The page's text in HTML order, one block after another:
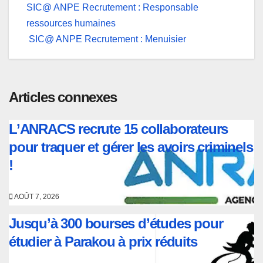
Navigation
de
l’article
SIC@ ANPE Recrutement : Responsable
ressources humaines
SIC@ ANPE Recrutement : Menuisier
Articles connexes
L’ANRACS recrute 15 collaborateurs
pour traquer et gérer les avoirs criminels
!
AOÛT 7, 2026
Jusqu’à 300 bourses d’études pour
étudier à Parakou à prix réduits